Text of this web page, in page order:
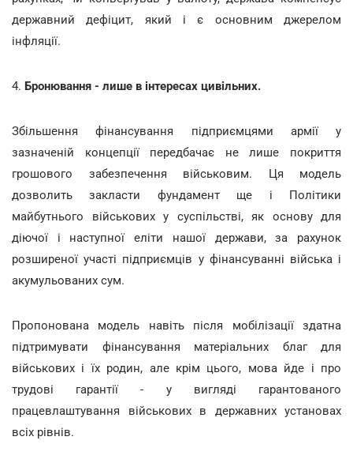
державний дефіцит, який і є основним джерелом
інфляції.
4. Бронювання - лише в інтересах цивільних.
Збільшення фінансування підприємцями армії у
зазначеній концепції передбачає не лише покриття
грошового забезпечення військовим. Ця модель
дозволить закласти фундамент ще і Політики
майбутнього військових у суспільстві, як основу для
діючої і наступної еліти нашої держави, за рахунок
розширеної участі підприємців у фінансуванні війська і
акумульованих сум.
Пропонована модель навіть після мобілізації здатна
підтримувати фінансування матеріальних благ для
військових і їх родин, але крім цього, мова йде і про
трудові гарантії - у вигляді гарантованого
працевлаштування військових в державних установах
всіх рівнів.